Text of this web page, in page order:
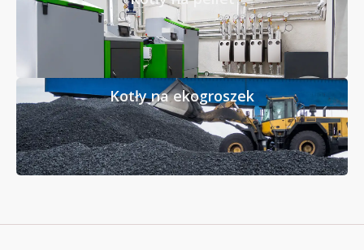
Kotły na ekogroszek